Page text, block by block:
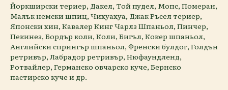
Йоркширски териер, Дакел, Той пудел, Мопс, Померан,
Малък немски шпиц, Чихуахуа, Джак Ръсел териер,
Японски хин, Кавалер Кинг Чарлз Шпаньол, Пинчер,
Пекинез, Бордър коли, Коли, Бигъл, Кокер шпаньол,
Английски спрингър шпаньол, Френски булдог, Голдън
ретривър, Лабрадор ретривър, Нюфаундленд,
Ротвайлер, Германско овчарско куче, Бернско
пастирско куче и др.